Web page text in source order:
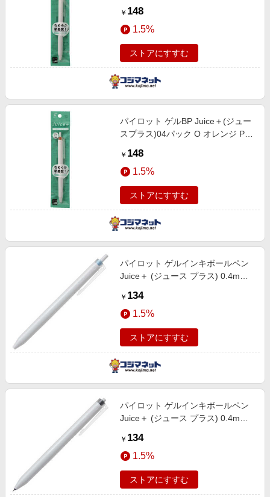
￥ 148
1.5%
ストアにすすむ
パイロット ゲルBP Juice＋(ジュー
スプラス)04パック O オレンジ P-
￥ 148
1.5%
ストアにすすむ
パイロット ゲルインキボールペン
Juice＋ (ジュース プラス) 0.4mm
￥ 134
1.5%
ストアにすすむ
パイロット ゲルインキボールペン
Juice＋ (ジュース プラス) 0.4mm
￥ 134
1.5%
ストアにすすむ